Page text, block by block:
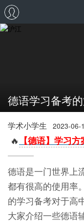
德语学习备考
学术小学生 2023-06-
🔥 【德语】学习
德语是一门世界上
都有很高的使用率
的学习备考对于高
大家介绍一些德语